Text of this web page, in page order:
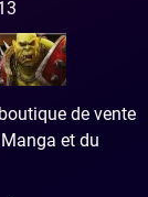
de vente
et du